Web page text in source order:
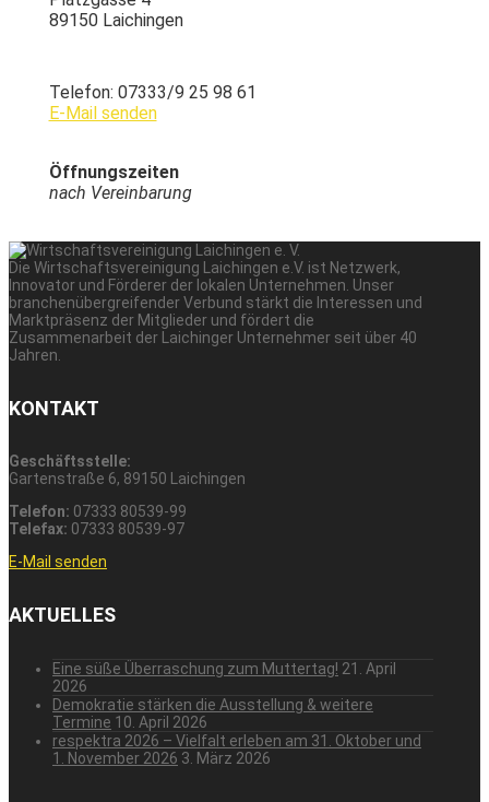
89150 Laichingen
Telefon: 07333/9 25 98 61
E-Mail senden
Öffnungszeiten
nach Vereinbarung
Die Wirtschaftsvereinigung Laichingen e.V. ist Netzwerk,
Innovator und Förderer der lokalen Unternehmen. Unser
branchenübergreifender Verbund stärkt die Interessen und
Marktpräsenz der Mitglieder und fördert die
Zusammenarbeit der Laichinger Unternehmer seit über 40
Jahren.
KONTAKT
Geschäftsstelle:
Gartenstraße 6, 89150 Laichingen
Telefon: 07333 80539-99
Telefax: 07333 80539-97
E-Mail senden
AKTUELLES
Eine süße Überraschung zum Muttertag! 21. April
2026
Demokratie stärken die Ausstellung & weitere
Termine 10. April 2026
respektra 2026 – Vielfalt erleben am 31. Oktober und
1. November 2026 3. März 2026